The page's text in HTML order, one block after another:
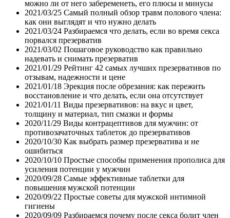
можно ли от него забеременеть, его плюсы и минусы
2021/03/25 Самый полный обзор травм полового члена:
как они выглядят и что нужно делать
2021/03/24 Разбираемся что делать, если во время секса
порвался презерватив
2021/03/02 Пошаговое руководство как правильно
надевать и снимать презерватив
2021/01/29 Рейтинг 42 самых лучших презервативов по
отзывам, надежности и цене
2021/01/18 Эрекция после обрезания: как пережить
восстановление и что делать, если она отсутствует
2021/01/11 Виды презервативов: на вкус и цвет,
толщину и материал, тип смазки и формы
2020/11/29 Виды контрацептивов для мужчин: от
противозачаточных таблеток до презервативов
2020/10/30 Как выбрать размер презерватива и не
ошибиться
2020/10/10 Простые способы применения прополиса для
усиления потенции у мужчин
2020/09/28 Самые эффективные таблетки для
повышения мужской потенции
2020/09/22 Простые советы для мужской интимной
гигиены
2020/09/09 Разбираемся почему после секса болит член